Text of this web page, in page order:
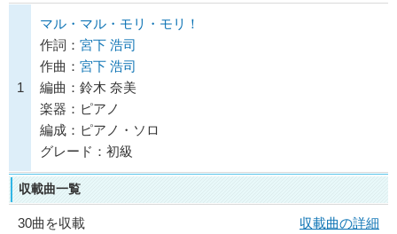
1
マル・マル・モリ・モリ！
作詞： 宮下 浩司
作曲： 宮下 浩司
編曲：鈴木 奈美
楽器：ピアノ
編成：ピアノ・ソロ
グレード：初級
収載曲一覧
30曲を収載
収載曲の詳細